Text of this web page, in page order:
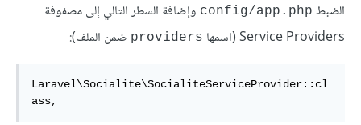
الضبط config/app.php وإضافة السطر التالي إلى مصفوفة
Service Providers (اسمها
providers ضمن الملف):
Laravel\Socialite\SocialiteServiceProvider::cl
ass,